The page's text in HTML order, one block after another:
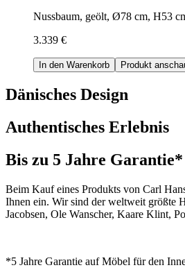
Nussbaum, geölt, Ø78 cm, H53
3.339 €
In den Warenkorb Produkt
Dänisches Design
Authentisches Erlebnis
Bis zu 5 Jahre Garantie*
Beim Kauf eines Produkts von Carl
Ihnen ein. Wir sind der weltweit größte
Jacobsen, Ole Wanscher, Kaare Klint,
*5 Jahre Garantie auf Möbel für den